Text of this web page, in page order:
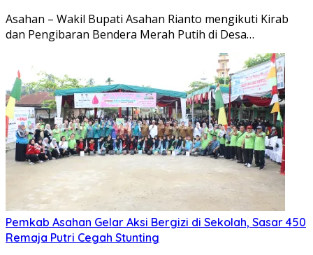
Asahan – Wakil Bupati Asahan Rianto mengikuti Kirab
dan Pengibaran Bendera Merah Putih di Desa…
Pemkab Asahan Gelar Aksi Bergizi di Sekolah, Sasar 450
Remaja Putri Cegah Stunting